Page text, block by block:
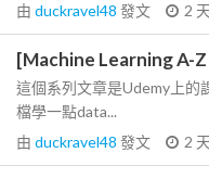
由 duckravel48 發文 2
[Machine Learning A-
這個系列文章是Udemy上的
檔學一點data...
由 duckravel48 發文 2